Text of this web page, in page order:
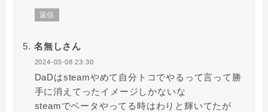
返信
名無しさん
2024-03-08 23:30
DaDはsteamやめて自分トコでやるって言って勝
手に消えてったイメージしかないな
steamでベータやってる時はわりと輝いてたが